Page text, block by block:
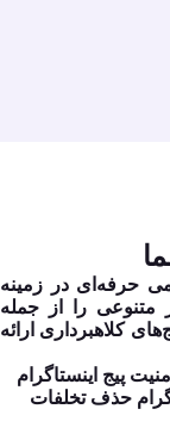
12 سال سابقه تیمی حرفه‌ای در زمینه
متنوعی را از جمله
کلاهبرداری ارائه
امنیت پیج اینستاگرام
حذف تخلفات